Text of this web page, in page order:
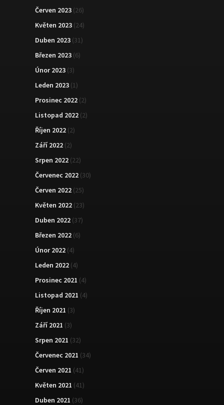
Červen 2023 (26)
Květen 2023 (24)
Duben 2023 (31)
Březen 2023 (6)
Únor 2023 (3)
Leden 2023 (1)
Prosinec 2022 (2)
Listopad 2022 (2)
Říjen 2022 (2)
Září 2022 (2)
Srpen 2022 (22)
Červenec 2022 (30)
Červen 2022 (25)
Květen 2022 (23)
Duben 2022 (37)
Březen 2022 (6)
Únor 2022 (4)
Leden 2022 (4)
Prosinec 2021 (4)
Listopad 2021 (4)
Říjen 2021 (3)
Září 2021 (3)
Srpen 2021 (32)
Červenec 2021 (34)
Červen 2021 (41)
Květen 2021 (41)
Duben 2021 (36)